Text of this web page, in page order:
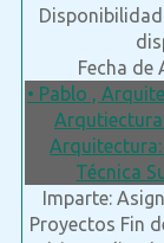
Fecha de
• Pablo ,
Arqutiectura
Arquitectura:
Técnica
Imparte:
Proyectos Fin